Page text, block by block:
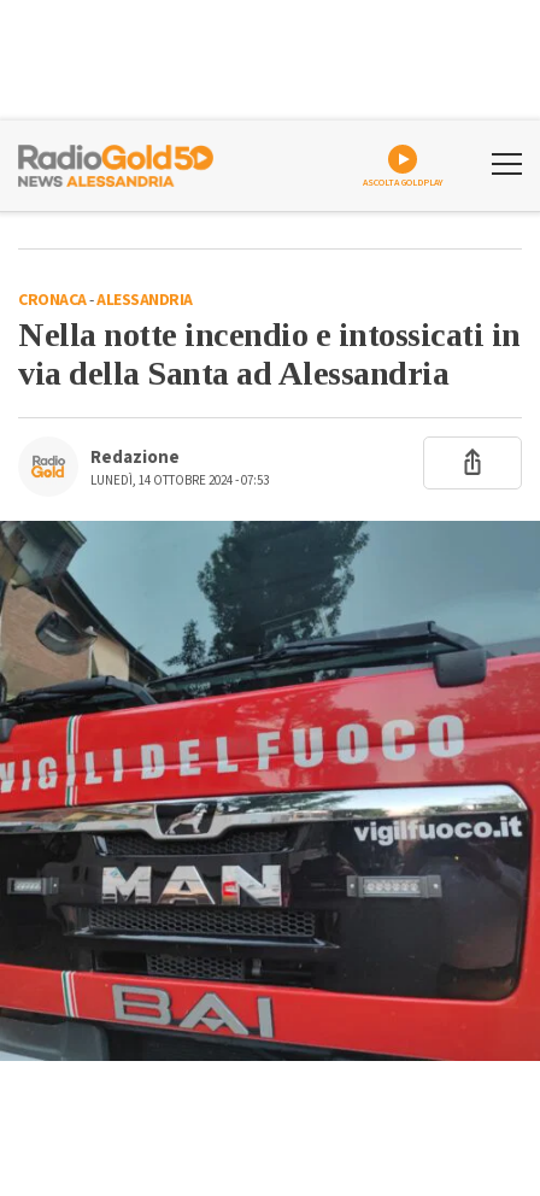
ASCOLTA GOLDPLAY
CRONACA-ALESSANDRIA
Nella notte incendio e intossicati in
via della Santa ad Alessandria
Redazione
LUNEDÌ, 14 OTTOBRE 2024 - 07:53